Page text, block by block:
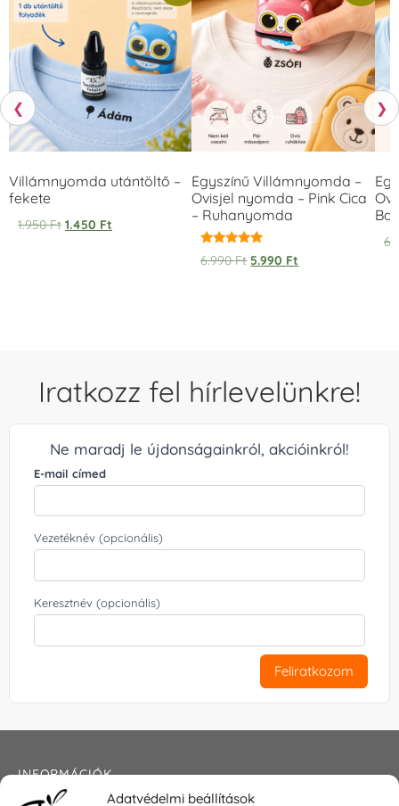
Adatvédelmi beállítások
❮
Villámnyomda utántöltő –
fekete
1.950Ft 1.450 Ft
Egyszínű Villámnyomda –
Ovisjel nyomda – Pink Cica
– Ruhanyomda
Értékelés:
5.00
6.990Ft 5.990 Ft
❯
Iratkozz fel hírlevelünkre!
Ne maradj le újdonságainkról, akcióinkról!
E-mail címed
Vezetéknév (opcionális)
Keresztnév (opcionális)
Feliratkozom
INFORMÁCIÓK